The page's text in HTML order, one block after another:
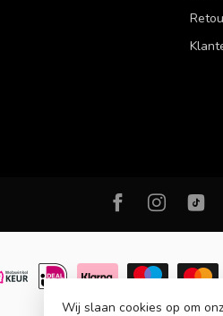
© Copyright 2026 FM Fashion -
Wij slaan cookies op om